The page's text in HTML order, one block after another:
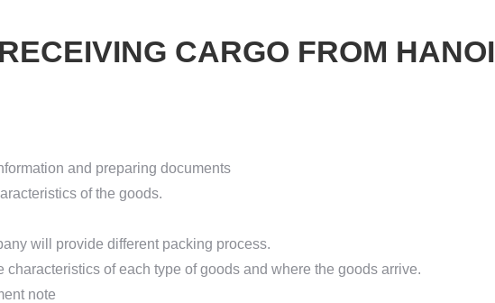
CARGO FROM HANOI
and preparing documents
of the goods.
will provide different packing process.
of each type of goods and where the goods arrive.
note